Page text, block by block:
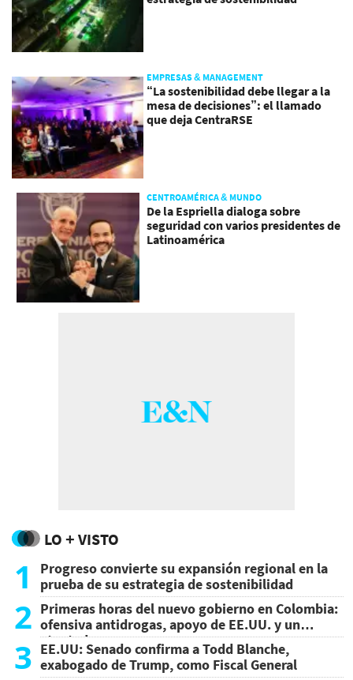
EMPRESAS & MANAGEMENT
“La sostenibilidad debe llegar a la
mesa de decisiones”: el llamado
que deja CentraRSE
CENTROAMÉRICA & MUNDO
De la Espriella dialoga sobre
seguridad con varios presidentes de
Latinoamérica
LO + VISTO
1
Progreso convierte su expansión regional en la
prueba de su estrategia de sostenibilidad
2 Primeras horas del nuevo gobierno en Colombia:
ofensiva antidrogas, apoyo de EE.UU. y un
atentado
3 EE.UU: Senado confirma a Todd Blanche,
exabogado de Trump, como Fiscal General